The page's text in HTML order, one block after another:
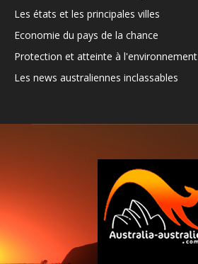
Les états et les principales villes
Economie du pays de la chance
Protection et atteinte à l'environnement
Les news australiennes inclassables